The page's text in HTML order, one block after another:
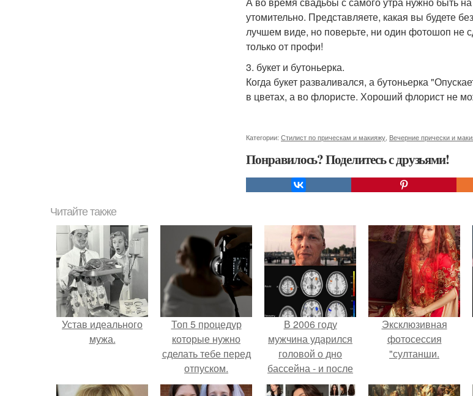
утомительно. Представляете, какая вы будете
лучшем виде, но поверьте, ни один фотошоп не
только от профи!
3. букет и бутоньерка.
Когда букет разваливался, а бутоньерка
в цветах, а во флористе. Хороший флорист не
Категории: Стилист по прическам и макияжу Вечерние прически и
Понравилось? Поделитесь с друзьями!
Читайте также
Устав идеального
мужа.
Топ 5 процедур
которые нужно
сделать тебе перед
отпуском.
В 2006 году
мужчина ударился
головой о дно
бассейна - и после
этого его жизнь
Эксклюзивная
фотосессия
"султанши.